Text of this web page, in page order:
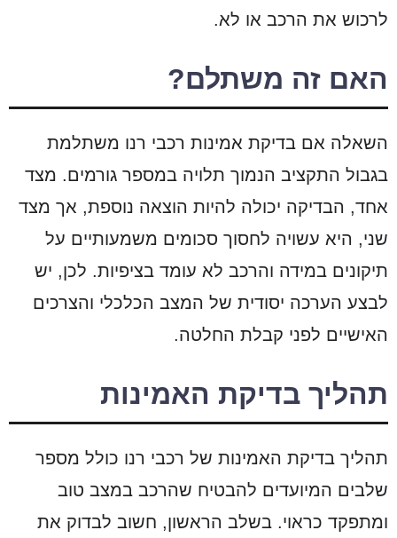
לרכוש את הרכב או לא.
האם זה משתלם?
השאלה אם בדיקת אמינות רכבי רנו משתלמת
בגבול התקציב הנמוך תלויה במספר גורמים. מצד
אחד, הבדיקה יכולה להיות הוצאה נוספת, אך מצד
שני, היא עשויה לחסוך סכומים משמעותיים על
תיקונים במידה והרכב לא עומד בציפיות. לכן, יש
לבצע הערכה יסודית של המצב הכלכלי והצרכים
האישיים לפני קבלת החלטה.
תהליך בדיקת האמינות
תהליך בדיקת האמינות של רכבי רנו כולל מספר
שלבים המיועדים להבטיח שהרכב במצב טוב
ומתפקד כראוי. בשלב הראשון, חשוב לבדוק את